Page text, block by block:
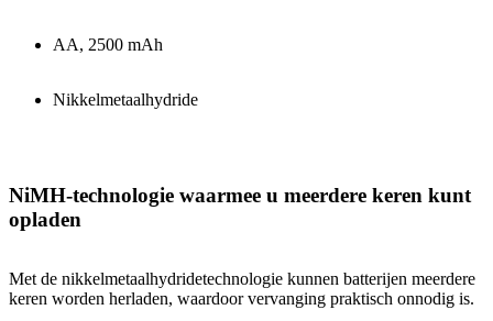
AA, 2500 mAh
Nikkelmetaalhydride
NiMH-technologie waarmee u meerdere keren kunt
opladen
Met de nikkelmetaalhydridetechnologie kunnen batterijen meerdere
keren worden herladen, waardoor vervanging praktisch onnodig is.